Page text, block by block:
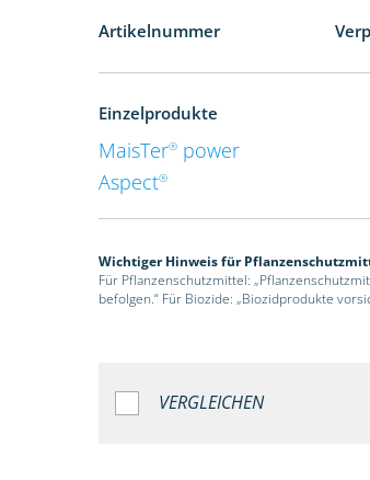
Artikelnummer
Einzelprodukte
MaisTer® power
Aspect®
Wichtiger Hinweis für
Für Pflanzenschutzmittel:
befolgen.“ Für Biozide: „Biozidprodukte
VERGLEICHEN